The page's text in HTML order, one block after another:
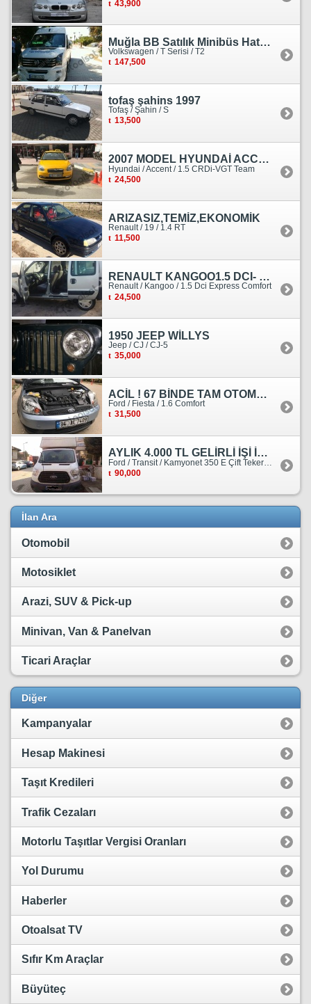
43,900
Muğla BB Satılık Minibüs Hatı Volkswagen Crafter
Volkswagen / T Serisi / T2
147,500
tofaş şahins 1997
Tofaş / Şahin / S
13,500
2007 MODEL HYUNDAİ ACCENT ERA MOTOR YENİ YAPILDI
Hyundai / Accent / 1.5 CRDi-VGT Team
24,500
ARIZASIZ,TEMİZ,EKONOMİK
Renault / 19 / 1.4 RT
11,500
RENAULT KANGOO1.5 DCI- 138 KM
Renault / Kangoo / 1.5 Dci Express Comfort
24,500
1950 JEEP WİLLYS
Jeep / CJ / CJ-5
35,000
ACİL ! 67 BİNDE TAM OTOMATİK FORD FİESTA
Ford / Fiesta / 1.6 Comfort
31,500
AYLIK 4.000 TL GELİRLİ İŞİ İLE BİRLİKTE SATILIKTIR.
90,000
İlan Ara
Otomobil
Motosiklet
Arazi, SUV & Pick-up
Minivan, Van & Panelvan
Ticari Araçlar
Diğer
Kampanyalar
Hesap Makinesi
Taşıt Kredileri
Trafik Cezaları
Motorlu Taşıtlar Vergisi Oranları
Yol Durumu
Haberler
Otoalsat TV
Sıfır Km Araçlar
Büyüteç